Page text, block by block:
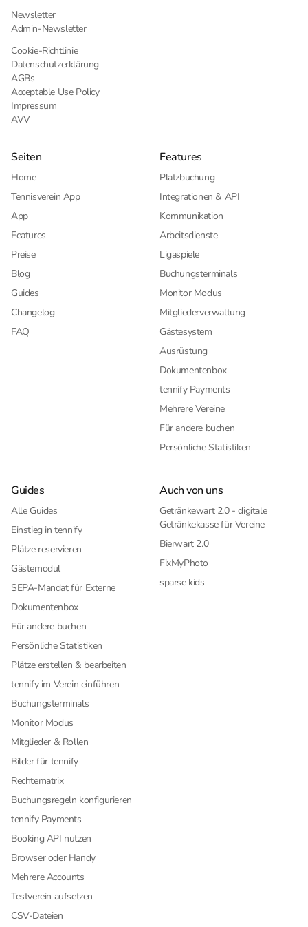
Newsletter
Admin-Newsletter
Cookie-Richtlinie
Datenschutzerklärung
AGBs
Acceptable Use Policy
Impressum
AVV
Seiten
Home
Tennisverein App
App
Features
Preise
Blog
Guides
Changelog
FAQ
Features
Platzbuchung
Integrationen & API
Kommunikation
Arbeitsdienste
Ligaspiele
Buchungsterminals
Monitor Modus
Mitgliederverwaltung
Gästesystem
Ausrüstung
Dokumentenbox
tennify Payments
Mehrere Vereine
Für andere buchen
Persönliche Statistiken
Guides
Alle Guides
Einstieg in tennify
Plätze reservieren
Gästemodul
SEPA-Mandat für Externe
Dokumentenbox
Für andere buchen
Persönliche Statistiken
Plätze erstellen & bearbeiten
tennify im Verein einführen
Buchungsterminals
Monitor Modus
Mitglieder & Rollen
Bilder für tennify
Rechtematrix
Buchungsregeln konfigurieren
tennify Payments
Booking API nutzen
Browser oder Handy
Mehrere Accounts
Testverein aufsetzen
CSV-Dateien
Auch von uns
Getränkewart 2.0 - digitale
Getränkekasse für Vereine
Bierwart 2.0
FixMyPhoto
sparse kids